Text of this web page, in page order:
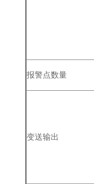
报警点数量
变送输出